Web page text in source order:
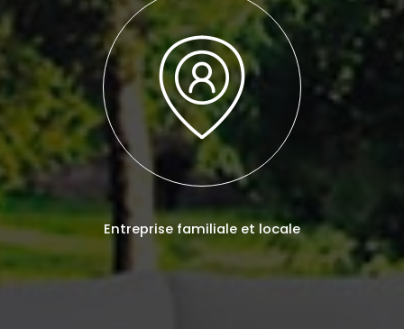
Entreprise familiale et locale